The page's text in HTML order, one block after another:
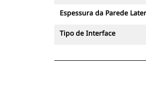
Espessura da Parede
Tipo de Interface